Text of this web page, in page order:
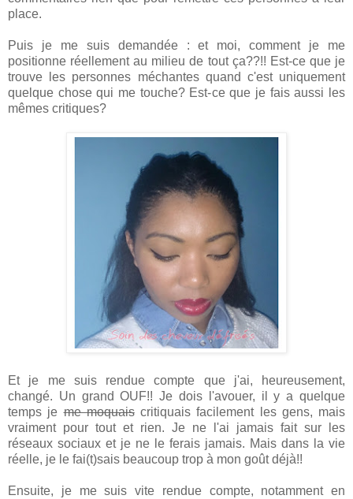
place.
Puis je me suis demandée : et moi, comment je me
positionne réellement au milieu de tout ça??!! Est-ce que je
trouve les personnes méchantes quand c'est uniquement
quelque chose qui me touche? Est-ce que je fais aussi les
mêmes critiques?
Et je me suis rendue compte que j'ai, heureusement,
changé. Un grand OUF!! Je dois l'avouer, il y a quelque
temps jeme moquaiscritiquais facilement les gens, mais
vraiment pour tout et rien. Je ne l'ai jamais fait sur les
réseaux sociaux et je ne le ferais jamais. Mais dans la vie
réelle, je le fai(t)sais beaucoup trop à mon goût déjà!!
Ensuite, je me suis vite rendue compte, notamment en